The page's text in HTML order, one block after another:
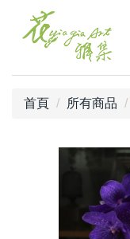
首頁 所有商品